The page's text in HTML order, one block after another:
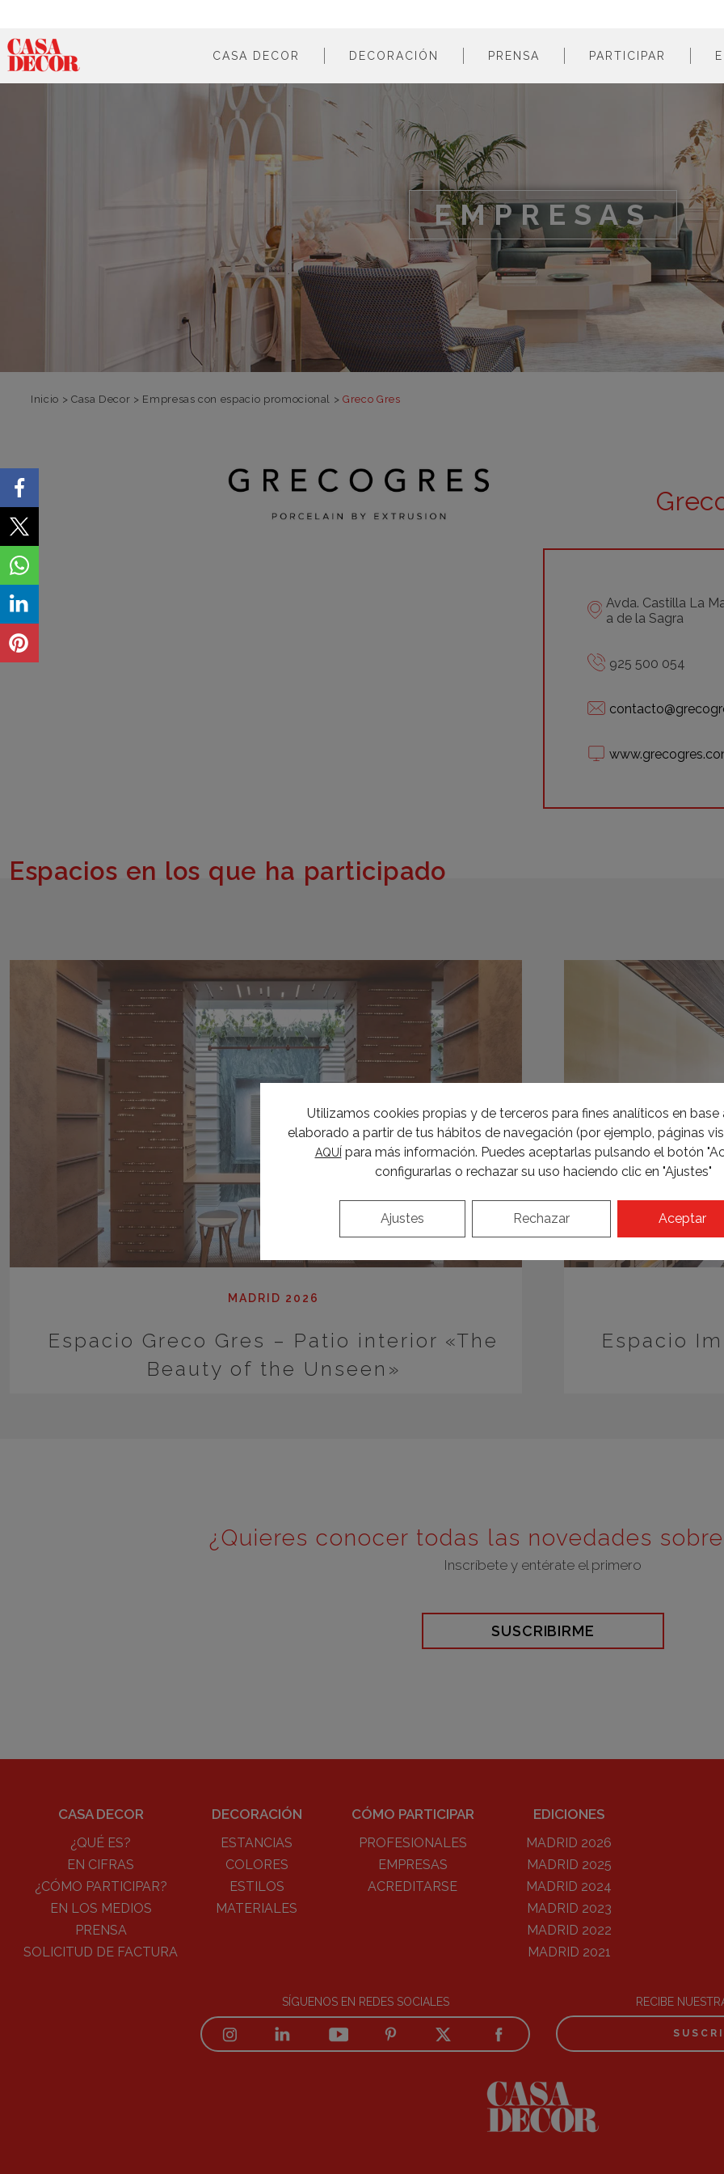
CASA DECOR
¿qué es?
en cifras
cómo participar
en los medios
DECORACIÓN
colores
estilos
materiales
PRENSA PARTICIPAR
EMPRESAS
Inicio > Casa Decor > Empresas con espacio promocional >Greco Gres
Avda. Castilla La
a de la Sagra
925 500 054
Espacios en los que ha participado
MADRID 2026
Espacio Greco Gres – Patio interior «The
Beauty of the Unseen»
Espacio
¿Quieres conocer todas las novedades
Inscríbete y entérate el primero
SUSCRIBIRME
Utilizamos cookies propias y de terceros para fines analíticos en base
elaborado a partir de tus hábitos de navegación (por ejemplo, páginas
AQUÍ para más información. Puedes aceptarlas pulsando el botón
configurarlas o rechazar su uso haciendo clic en "Ajustes"
Aceptar
Rechazar
Ajustes
CASA DECOR
¿QUÉ ES?
EN CIFRAS
¿CÓMO PARTICIPAR?
EN LOS MEDIOS
PRENSA
SOLICITUD DE FACTURA
DECORACIÓN
ESTANCIAS
COLORES
ESTILOS
MATERIALES
CÓMO PARTICIPAR
PROFESIONALES
EMPRESAS
ACREDITARSE
EDICIONES
MADRID 2026
MADRID 2025
MADRID 2024
MADRID 2023
MADRID 2022
MADRID 2021
SÍGUENOS EN REDES SOCIALES RECIBE